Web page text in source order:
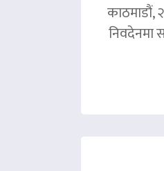
काठमाडौं,
निवदेनमा